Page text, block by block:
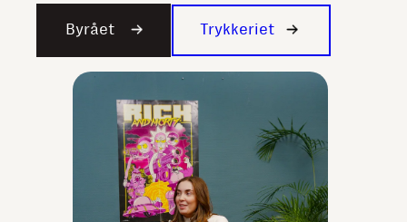
Byrået Trykkeriet